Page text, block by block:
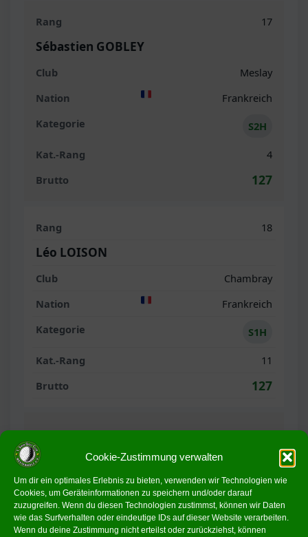
Cookie-Zustimmung verwalten
Um dir ein optimales Erlebnis zu bieten, verwenden wir Technologien wie
Cookies, um Geräteinformationen zu speichern und/oder darauf
zuzugreifen. Wenn du diesen Technologien zustimmst, können wir Daten
wie das Surfverhalten oder eindeutige IDs auf dieser Website verarbeiten.
Wenn du deine Zustimmung nicht erteilst oder zurückziehst, können
17
Sébastien GOBLEY
Meslay
Frankreich
S2H
4
127
18
Léo LOISON
Chambray
Frankreich
S1H
11
127
19
Stefan BUCHBAUER
Alling
Deutschland